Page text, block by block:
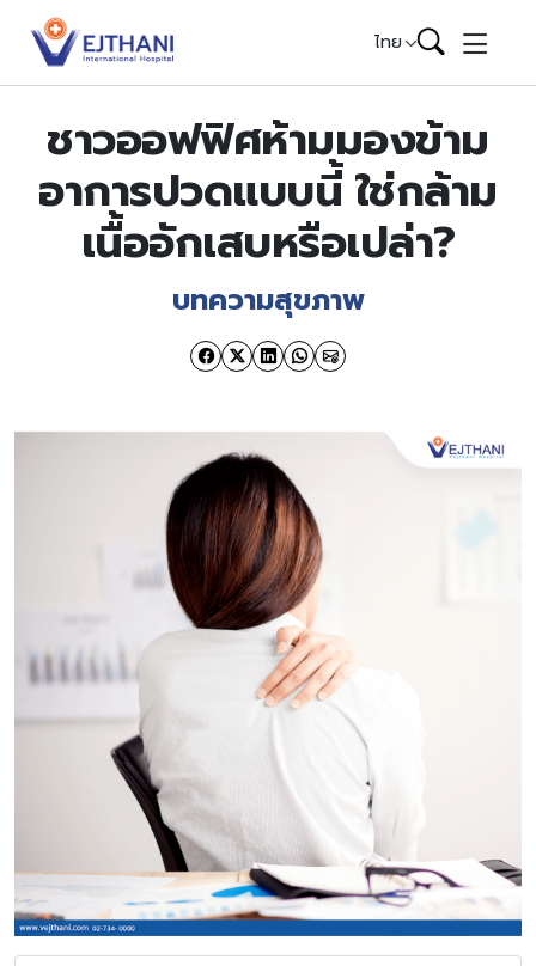
Skip to content
ไทย
ชาวออฟฟิศห้ามมองข้าม
อาการปวดแบบนี้ ใช่กล้าม
เนื้ออักเสบหรือเปล่า?
บทความสุขภาพ